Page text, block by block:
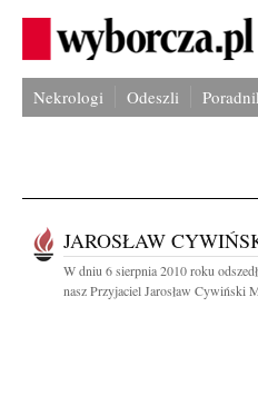
Nekrologi Odeszli
JAROSŁAW
W dniu 6 sierpnia 2010 roku
nasz Przyjaciel Jarosław Cywiński